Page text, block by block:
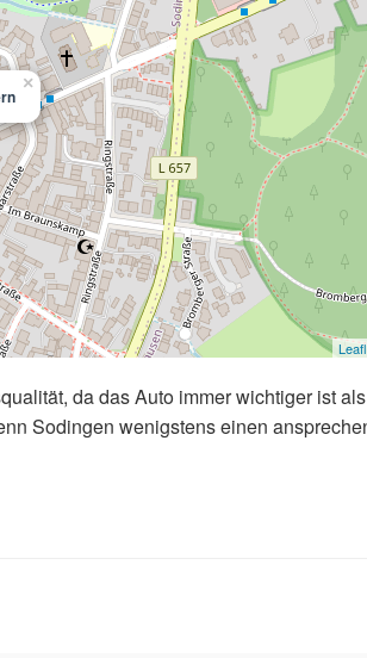
×
da das Auto immer wichtiger ist
Sodingen wenigstens einen